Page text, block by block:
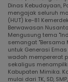
Dinas Kebudayaan,
mengajak seluruh
(HUT) ke-81
Berwawasan
Mengusung tema
semangat "Bersama
untuk Generasi
wadah mempererat
sekaligus
Kabupaten Mimika.
mulai dari TK, SD,